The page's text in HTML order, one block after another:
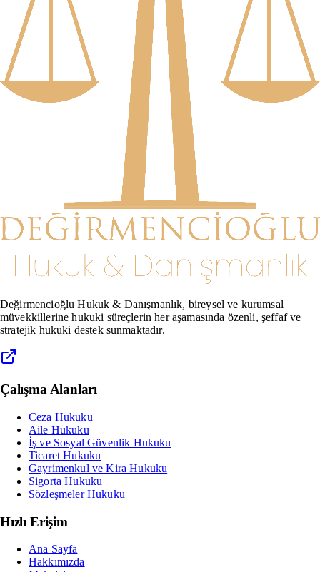
Değirmencioğlu Hukuk & Danışmanlık, bireysel ve kurumsal
müvekkillerine hukuki süreçlerin her aşamasında özenli, şeffaf ve
stratejik hukuki destek sunmaktadır.
Çalışma Alanları
Ceza Hukuku
Aile Hukuku
İş ve Sosyal Güvenlik Hukuku
Ticaret Hukuku
Gayrimenkul ve Kira Hukuku
Sigorta Hukuku
Sözleşmeler Hukuku
Hızlı Erişim
Ana Sayfa
Hakkımızda